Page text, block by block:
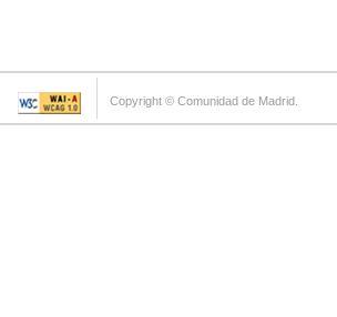
Copyright © Comunidad de Madrid.